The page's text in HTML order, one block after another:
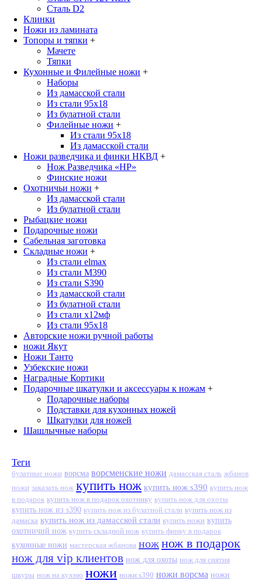
Сталь D2
Клинки
Ножи из ламината
Топоры и тяпки +
Мачете
Тяпки
Кухонные и Филейные ножи +
Наборы
Из дамасской стали
Из стали 95х18
Из булатной стали
Филейные ножи +
Из стали 95х18
Из дамасской стали
Ножи разведчика и финки НКВД +
Нож Разведчика «НР»
Финские ножи
Охотничьи ножи +
Из дамасской стали
Из булатной стали
Рыбацкие ножи
Подарочные ножи
Сабельная заготовка
Складные ножи +
Из стали elmax
Из стали М390
Из стали S390
Из дамасской стали
Из булатной стали
Из стали х12мф
Из стали 95х18
Авторские ножи ручной работы
ножи Якут
Ножи Танто
Узбекские ножи
Наградные Кортики
Подарочные шкатулки и аксессуары к ножам +
Подарочные наборы
Подставки для кухонных ножей
Шкатулки для ножей
Шашлычные наборы
Теги
булатные ножи ворсма ворсменские ножи дамасская сталь жбанов
ножи заказать нож купить нож купить нож s390 купить нож
в подарок купить нож в подарок охотнику купить нож для охоты
купить нож из s390 купить нож из булатной стали купить нож из
дамаска купить нож из дамасской стали купить ножи купить
охотничий нож купить складной нож купить финку в подарок
кухонные ножи мастерская жбанова ножнож в подарок
нож для vip клиентов нож для охоты нож для снятия
шкуры нож на кухню ножи ножи s390 ножи ворсма ножи